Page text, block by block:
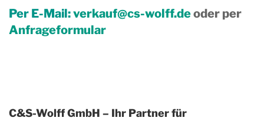
Per E-Mail:verkauf@cs-wolff.deoder per
Anfrageformular
C&S-Wolff GmbH – Ihr Partner für